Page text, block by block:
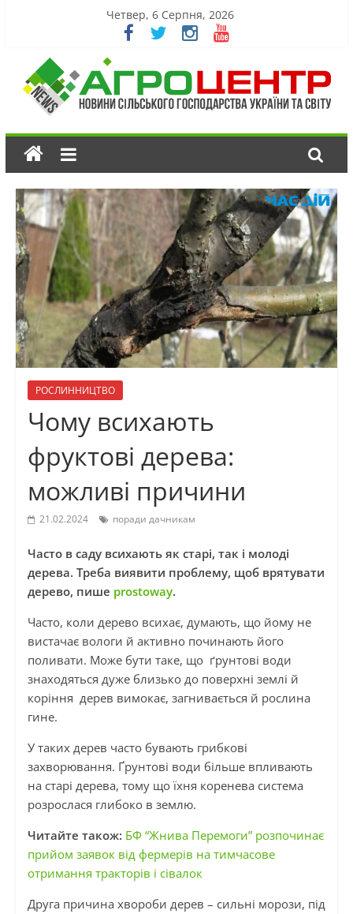
Четвер, 6 Серпня, 2026
РОСЛИННИЦТВО
Чому всихають
фруктові дерева:
можливі причини
21.02.2024 поради дачникам
Часто в саду всихають як старі, так і молоді
дерева. Треба виявити проблему, щоб врятувати
дерево, пише prostoway.
Часто, коли дерево всихає, думають, що йому не
вистачає вологи й активно починають його
поливати. Може бути таке, що ґрунтові води
знаходяться дуже близько до поверхні землі й
коріння дерев вимокає, загнивається й рослина
гине.
У таких дерев часто бувають грибкові
захворювання. Ґрунтові води більше впливають
на старі дерева, тому що їхня коренева система
розрослася глибоко в землю.
Читайте також: БФ “Жнива Перемоги” розпочинає
прийом заявок від фермерів на тимчасове
отримання тракторів і сівалок
Друга причина хвороби дерев – сильні морози, під